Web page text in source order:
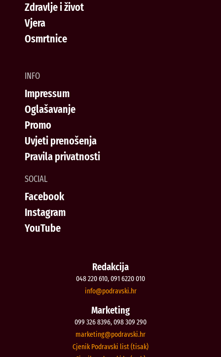
Zdravlje i život
Vjera
Osmrtnice
INFO
Impressum
Oglašavanje
Promo
Uvjeti prenošenja
Pravila privatnosti
SOCIAL
Facebook
Instagram
YouTube
Redakcija
048 220 610, 091 6220 010
rh.iksvardop
@ofni
Marketing
099 326 8396, 098 309 290
rh.iksvardop
@gnitekram
Cjenik Podravski list (tisak)